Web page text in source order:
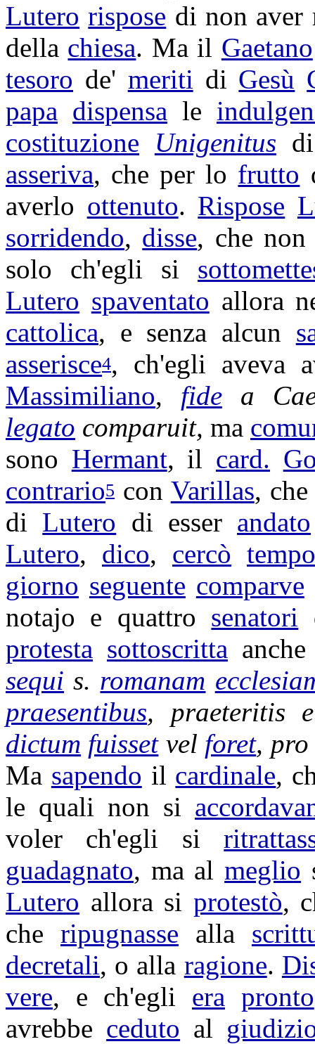
Lutero rispose di non
della chiesa. Ma il Gaetano
tesoro de' meriti di Gesù
papa dispensa le
costituzione
Unigenitus
asseriva, che per lo frutto
averlo ottenuto. Rispose
sorridendo, disse, che
solo ch'egli si
Lutero spaventato allora
cattolica, e senza alcun
asserisce4, ch'egli aveva
Massimiliano, fidea
legato comparuit,ma
sono Hermant, il card.
contrario5 con Varillas,
di Lutero di esser andato
Lutero, dico, cercò
giorno seguente comparve
notajo e quattro senatori
protesta sottoscritta
sequi s. romanam
praesentibus, praeteritis
dictum fuissetvel foret,
Ma sapendo il cardinale,
le quali non si
voler ch'egli si
guadagnato, ma almeglio
Lutero allora si protestò,
cheripugnasse alla
decretali, o alla ragione.
vere, e ch'egli era pronto
avrebbe ceduto al